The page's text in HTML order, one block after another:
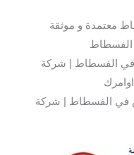
معتمدة و موثقة
الفسطاط
في الفسطاط | شركة
في الفسطاط | شركة